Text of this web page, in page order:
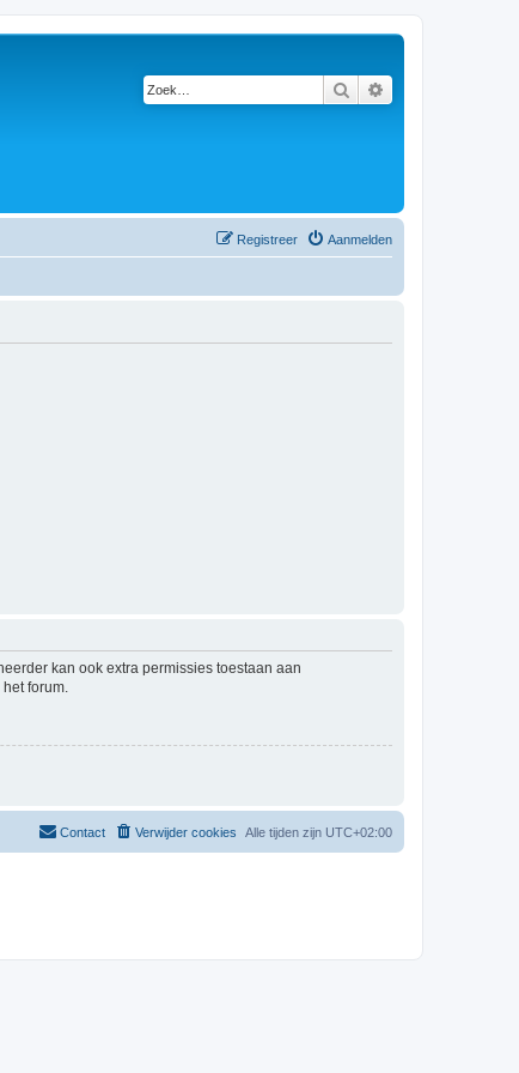
Zoek
Aanmelden
Registreer
kan ook extra permissies toestaan aan
forum.
Alle tijden zijn UTC+02:00
Verwijder cookies
Contact